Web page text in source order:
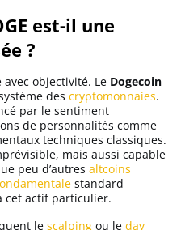
est-il une
?
avec objectivité. Le Dogecoin
des cryptomonnaies.
par le sentiment
de personnalités comme
techniques classiques.
mais aussi capable
peu d’autres altcoins
standard
cet actif particulier.
le scalping ou le day